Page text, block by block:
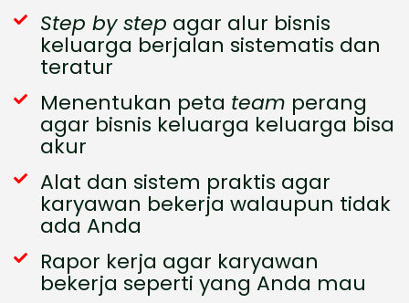
Step by step agar alur bisnis
keluarga berjalan sistematis dan
teratur
Menentukan peta team perang
agar bisnis keluarga keluarga bisa
akur
Alat dan sistem praktis agar
karyawan bekerja walaupun tidak
ada Anda
Rapor kerja agar karyawan
bekerja seperti yang Anda mau